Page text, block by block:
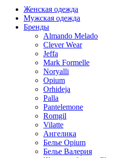
Женская одежда
Мужская одежда
Бренды
Almando Melado
Clever Wear
Jeffa
Mark Formelle
Noryalli
Opium
Orhideja
Palla
Pantelemone
Romgil
Vilatte
Ангелика
Белье Opium
Белье Валерия